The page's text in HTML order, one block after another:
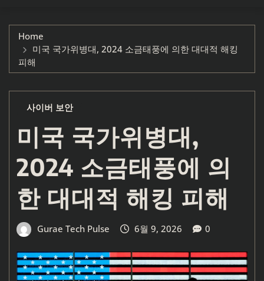
Home
미국 국가위병대, 2024 소금태풍에 의한 대대적 해킹
피해
사이버 보안
미국 국가위병대,
2024 소금태풍에 의
한 대대적 해킹 피해
Gurae Tech Pulse 6월 9, 2026 0